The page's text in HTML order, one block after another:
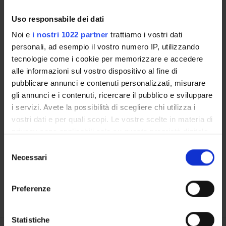
Uso responsabile dei dati
Noi e i nostri 1022 partner trattiamo i vostri dati
personali, ad esempio il vostro numero IP, utilizzando
tecnologie come i cookie per memorizzare e accedere
alle informazioni sul vostro dispositivo al fine di
pubblicare annunci e contenuti personalizzati, misurare
gli annunci e i contenuti, ricercare il pubblico e sviluppare
i servizi. Avete la possibilità di scegliere chi utilizza i
vostri dati e per quali scopi. Le vostre scelte in materia di
modificare o revocare il proprio consenso in qualsiasi
momento dalla Dichiarazione sui cookie o facendo clic
raccogliere informazioni sulla tua posizione
delNecessari
Preferenze
Statistiche
LABORATORI DI RICERCA
CENTRI DI RICERCA
BIBLIOTECHE
SPIN OFF E AZIENDE
Calendario